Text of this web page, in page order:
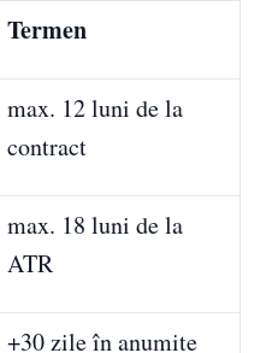
Termen
max. 12 luni de la
contract
max. 18 luni de la
ATR
+30 zile în anumite